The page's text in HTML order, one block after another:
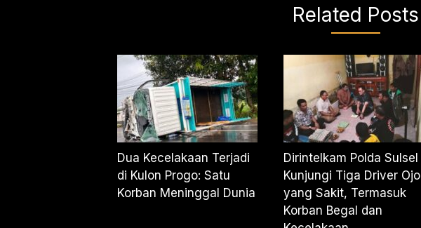
Related Posts
Dua Kecelakaan Terjadi
di Kulon Progo: Satu
Korban Meninggal Dunia
Dirintelkam Polda Sulsel
Kunjungi Tiga Driver Ojol
yang Sakit, Termasuk
Korban Begal dan